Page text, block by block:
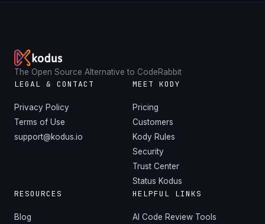
The Open Source Alternative to CodeRabbit
LEGAL & CONTACT
Privacy Policy
Terms of Use
support@kodus.io
MEET KODY
Pricing
Customers
Kody Rules
Security
Trust Center
Status Kodus
RESOURCES
Blog
HELPFUL LINKS
AI Code Review Tools